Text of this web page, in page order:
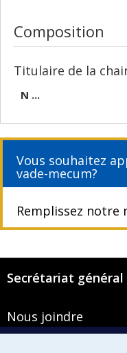
Composition
Titulaire de la
N ...
Vous souhaitez
vade-mecum?
Remplissez notre
Secrétariat général
Nous joindre